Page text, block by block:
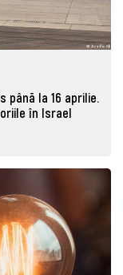
până la 16 aprilie.
în Israel